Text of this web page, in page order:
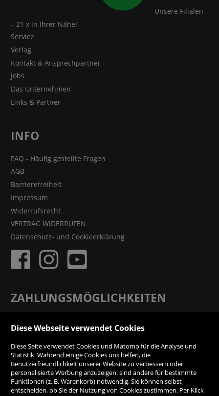
Unsere Filialen
– 21 x in Ihrer Nähe!
Service
Verlag
Kontakt & Ansprechpartner
Jobs
Das Unternehmen
Links & Partner
INFO
FAQ - Häufig gestellte Fragen
AGB
Barrierefreiheit
Impressum
Widerrufsrecht
VERTRAG WIDERRUFEN
Datenschutz- und Cookieerklärung
ZAHLUNGSMÖGLICHKEITEN
Rechnung
Vorauskasse
SICHER ONLINE SHOPPEN!
Diese Webseite verwendet Cookies
Diese Seite verwendet Cookies und Matomo für die Analyse und
Statistik. Während einige Cookies uns helfen, die
Benutzerfreundlichkeit unserer Website zu verbessern oder
personalisierte Werbung anzuzeigen, sind andere für bestimmte
Funktionen (z. B. Warenkorb) notwendig. Sie können selbst
entscheiden, ob Sie der Nutzung von Cookies zustimmen. Per Klick